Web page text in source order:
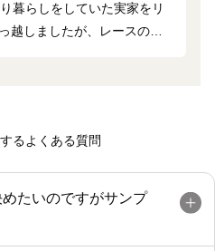
暮らしをしていた実家をリ
越しましたが、レースのカ
り採寸しピッタリです。
るよくある質問
たいのですがサンプ